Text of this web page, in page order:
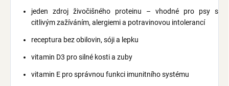
jeden zdroj živočišného proteinu – vhodné pro psy s
citlivým zažíváním, alergiemi a potravinovou intolerancí
receptura bez obilovin, sóji a lepku
vitamin D3 pro silné kosti a zuby
vitamin E pro správnou funkci imunitního systému